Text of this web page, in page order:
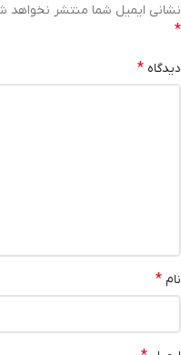
نشانی ایمیل شما منتشر نخواهد
*
دیدگاه *
نام *